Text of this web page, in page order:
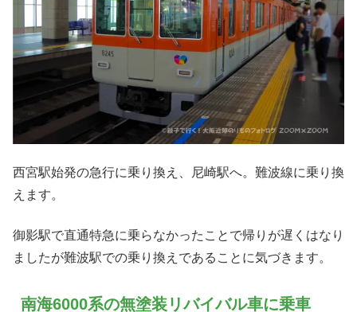
西宮駅始発の急行に乗り換え、尼崎駅へ。難波線に乗り換
えます。
御影駅で直通特急に乗らなかったことで帰りが遅くはなり
ましたが難波駅での乗り換えであることに気づきます。
南海6000系の無塗装リバイバル車に乗車